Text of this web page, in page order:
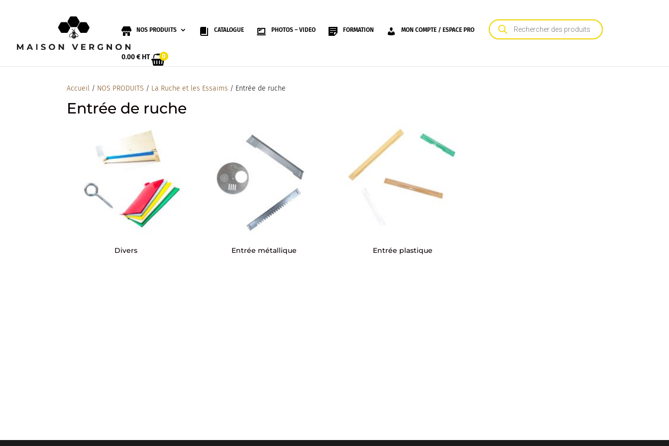
NOS PRODUITS CATALOGUE PHOTOS – VIDEO FORMATION MON COMPTE / ESPACE PRO
Recherche
de
produits
0.00€ HT 0
Accueil / NOS PRODUITS / La Ruche et les Essaims / Entrée de ruche
Entrée de ruche
Divers Entrée métallique Entrée plastique